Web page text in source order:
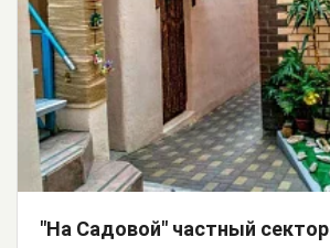
"На Садовой" частный сектор